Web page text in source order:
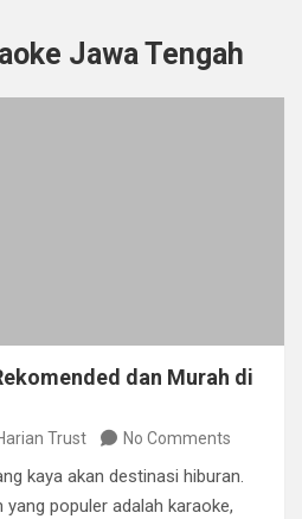
Jawa Tengah
dan Murah di
Trust No Comments
kaya akan destinasi hiburan.
populer adalah karaoke,